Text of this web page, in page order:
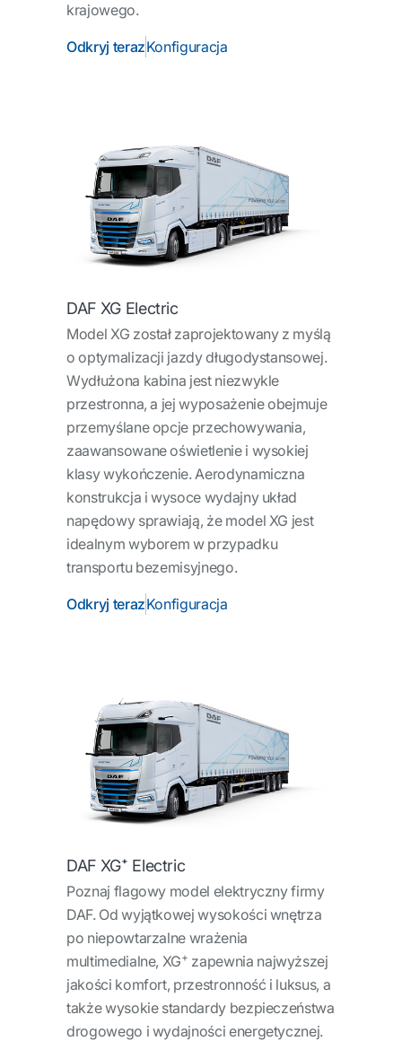
krajowego.
Odkryj terazKonfiguracja
DAF XG Electric
Model XG został zaprojektowany z myślą
o optymalizacji jazdy długodystansowej.
Wydłużona kabina jest niezwykle
przestronna, a jej wyposażenie obejmuje
przemyślane opcje przechowywania,
zaawansowane oświetlenie i wysokiej
klasy wykończenie. Aerodynamiczna
konstrukcja i wysoce wydajny układ
napędowy sprawiają, że model XG jest
idealnym wyborem w przypadku
transportu bezemisyjnego.
Odkryj terazKonfiguracja
DAF XG⁺ Electric
Poznaj flagowy model elektryczny firmy
DAF. Od wyjątkowej wysokości wnętrza
po niepowtarzalne wrażenia
multimedialne, XG+ zapewnia najwyższej
jakości komfort, przestronność i luksus, a
także wysokie standardy bezpieczeństwa
drogowego i wydajności energetycznej.